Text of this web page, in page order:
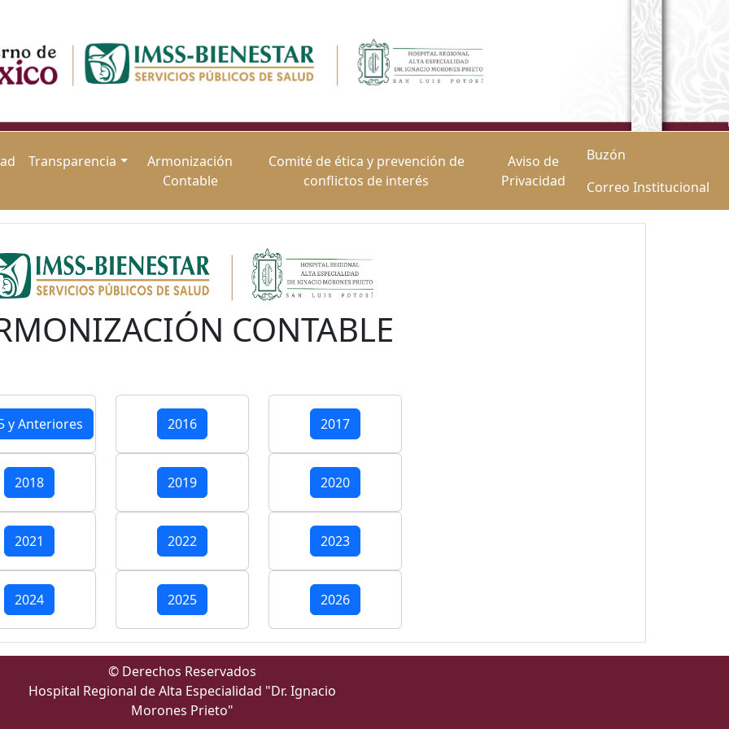
Transparencia
Armonización
Contable
Comité de ética y prevención de
conflictos de interés
Aviso de
Privacidad
Buzón
Correo Institucional
CONTABLE
y Anteriores 2016 2017
2018 2019 2020
2021 2022 2023
2024 2025 2026
© Derechos Reservados
Hospital Regional de Alta Especialidad "Dr. Ignacio
Morones Prieto"